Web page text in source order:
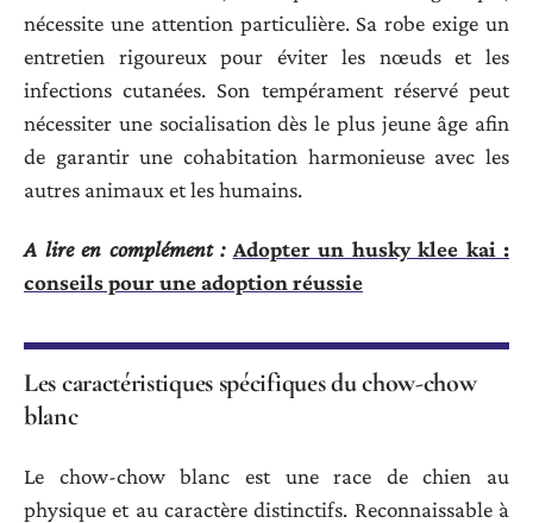
nécessite une attention particulière. Sa robe exige un
entretien rigoureux pour éviter les nœuds et les
infections cutanées. Son tempérament réservé peut
nécessiter une socialisation dès le plus jeune âge afin
de garantir une cohabitation harmonieuse avec les
autres animaux et les humains.
A lire en complément : Adopter un husky klee kai :
conseils pour une adoption réussie
Les caractéristiques spécifiques du chow-chow
blanc
Le chow-chow blanc est une race de chien au
physique et au caractère distinctifs. Reconnaissable à